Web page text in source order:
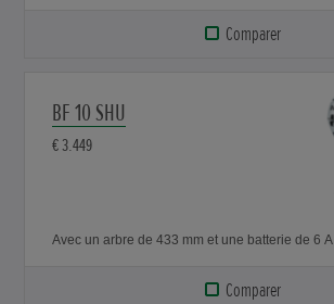
Comparer
BF 10 SHU
€ 3.449
Avec un arbre de 433 mm et une batterie de 6 A.
Comparer